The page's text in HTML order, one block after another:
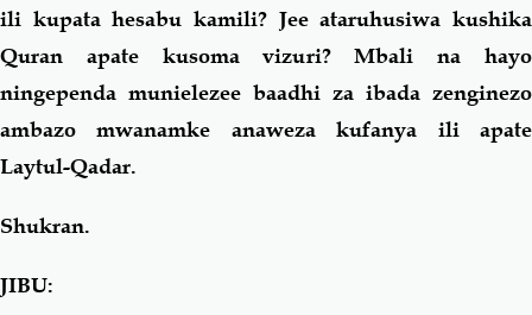
ili kupata hesabu kamili? Jee ataruhusiwa kushika
Quran apate kusoma vizuri? Mbali na hayo
ningependa munielezee baadhi za ibada zenginezo
ambazo mwanamke anaweza kufanya ili apate
Laytul-Qadar.
Shukran.
JIBU: